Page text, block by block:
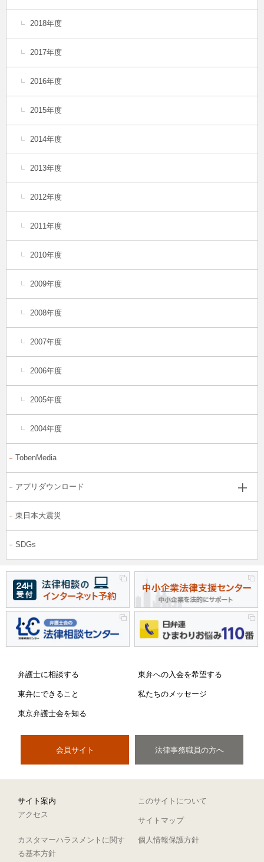
2018年度
2017年度
2016年度
2015年度
2014年度
2013年度
2012年度
2011年度
2010年度
2009年度
2008年度
2007年度
2006年度
2005年度
2004年度
TobenMedia
アプリダウンロード
東日本大震災
SDGs
弁護士に相談する 東弁への入会を希望する
東弁にできること 私たちのメッセージ
東京弁護士会を知る
会員サイト 法律事務職員の方へ
サイト案内
このサイトについて
アクセス
サイトマップ
カスタマーハラスメントに関す
る基本方針
個人情報保護方針